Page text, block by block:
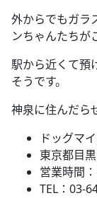
外からでもガラ
ンちゃんたちが
駅から近くて預
そうです。
神泉に住んだら
ドッグマ
東京都目
営業時間：
TEL ： 03-